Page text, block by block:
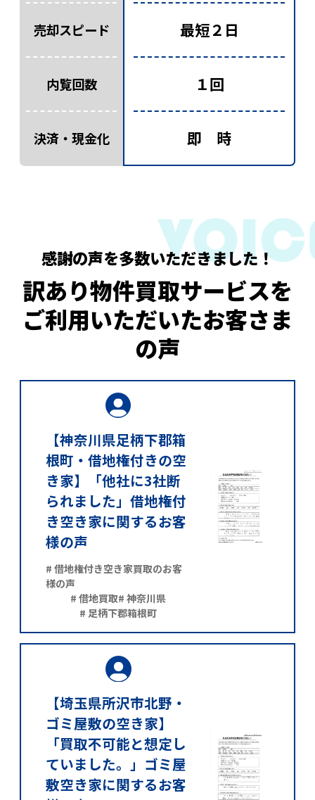
売却スピード
内覧回数
決済・現金化
最短２日
１回
即 時
感謝の声を多数いただきました！
訳あり物件買取サービスを
ご利用いただいたお客さま
の声
【神奈川県足柄下郡箱
根町・借地権付きの空
き家】「他社に3社断
られました」借地権付
き空き家に関するお客
様の声
# 借地権付き空き家買取のお客
様の声
# 借地買取# 神奈川県
# 足柄下郡箱根町
【埼玉県所沢市北野・
ゴミ屋敷の空き家】
「買取不可能と想定し
ていました。」ゴミ屋
敷空き家に関するお客